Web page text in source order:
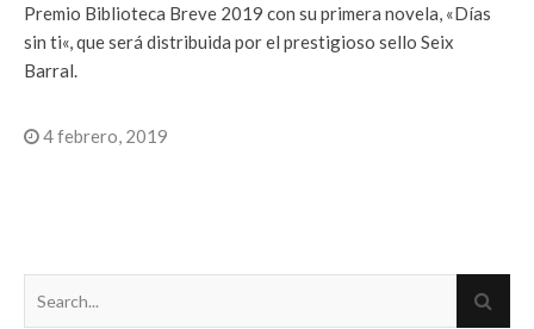
Premio Biblioteca Breve 2019 con su primera novela, «Días
sin ti«, que será distribuida por el prestigioso sello Seix
Barral.
4 febrero, 2019